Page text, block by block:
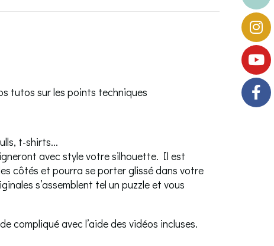
tutos sur les points techniques
t-shirts...
avec style votre silhouette. Il est
côtés et pourra se porter glissé dans votre
s’assemblent tel un puzzle et vous
compliqué avec l’aide des vidéos incluses.